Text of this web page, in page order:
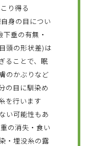
り得る
身の目につい
垂の有無・
頭の形状差)は
ることで、眠
のかぶりなど
の目に馴染め
を行います
い可能性もあ
の消失・食い
・埋没糸の露